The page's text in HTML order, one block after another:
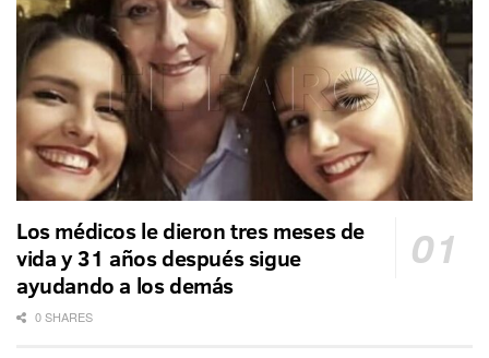
Los médicos le dieron tres meses de
vida y 31 años después sigue
ayudando a los demás
0 SHARES